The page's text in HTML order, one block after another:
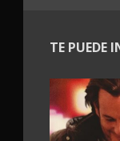
TE PUEDE